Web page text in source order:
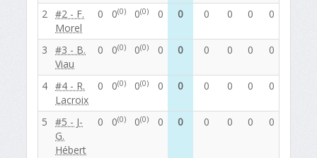
2
#2 - F.
Morel
0 0(0) 0(0) 0 0 0 0 0 0
3
#3 - B.
Viau
0 0(0) 0(0) 0 0 0 0 0 0
4
#4 - R.
Lacroix
0 0(0) 0(0) 0 0 0 0 0 0
5
#5 - J-
G.
Hébert
0 0(0) 0(0) 0 0 0 0 0 0